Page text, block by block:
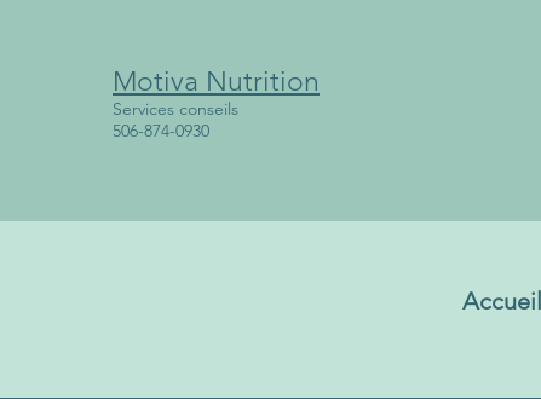
Motiva Nutrition
Services conseils
506-874-0930
Accueil